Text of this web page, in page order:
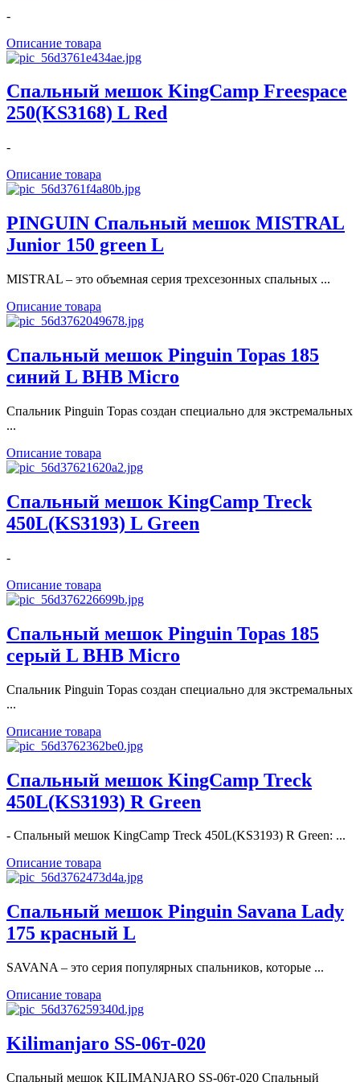
-
Описание товара
Спальный мешок KingCamp Freespace
250(KS3168) L Red
-
Описание товара
PINGUIN Спальный мешок MISTRAL
Junior 150 green L
MISTRAL – это объемная серия трехсезонных спальных ...
Описание товара
Спальный мешок Pinguin Topas 185
синий L BHB Micro
Спальник Pinguin Topas создан специально для экстремальных
...
Описание товара
Спальный мешок KingCamp Treck
450L(KS3193) L Green
-
Описание товара
Спальный мешок Pinguin Topas 185
серый L BHB Micro
Спальник Pinguin Topas создан специально для экстремальных
...
Описание товара
Спальный мешок KingCamp Treck
450L(KS3193) R Green
- Спальный мешок KingCamp Treck 450L(KS3193) R Green: ...
Описание товара
Спальный мешок Pinguin Savana Lady
175 красный L
SAVANA – это серия популярных спальников, которые ...
Описание товара
Kilimanjaro SS-06т-020
Спальный мешок KILIMANJARO SS-06т-020 Спальный